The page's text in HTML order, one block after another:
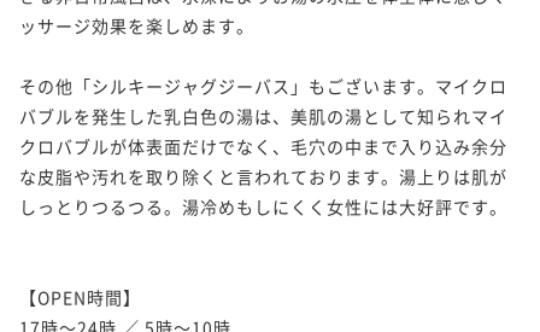
ッサージ効果を楽しめます。
その他「シルキージャグジーバス」もございます。マイクロ
バブルを発生した乳白色の湯は、美肌の湯として知られマイ
クロバブルが体表面だけでなく、毛穴の中まで入り込み余分
な皮脂や汚れを取り除くと言われております。湯上りは肌が
しっとりつるつる。湯冷めもしにくく女性には大好評です。
【OPEN時間】
17時～24時 ／ 5時～10時